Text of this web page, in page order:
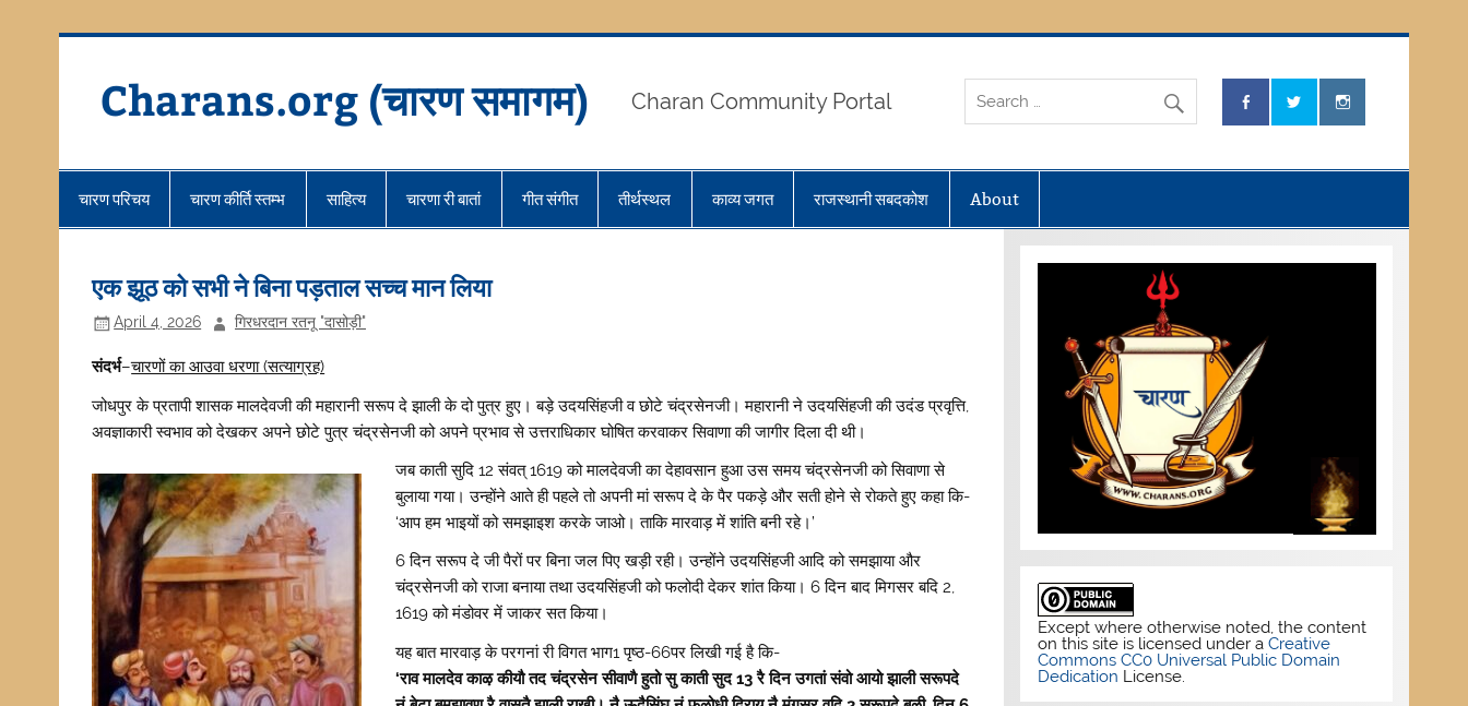
Charans.org (चारण समागम) Charan Community Portal
चारण परिचय चारण कीर्ति स्तम्भ साहित्य चारणा री बातां गीत संगीत तीर्थस्थल काव्य जगत राजस्थानी सबदकोश About
एक झूठ को सभी ने बिना पड़ताल सच्च मान लिया
April 4, 2026 गिरधरदान रतनू "दासोड़ी"
संदर्भ–चारणों का आउवा धरणा (सत्याग्रह)
जोधपुर के प्रतापी शासक मालदेवजी की महारानी सरूप दे झाली के दो पुत्र हुए। बड़े उदयसिंहजी व छोटे चंद्रसेनजी। महारानी ने उदयसिंहजी की उदंड प्रवृत्ति,
अवज्ञाकारी स्वभाव को देखकर अपने छोटे पुत्र चंद्रसेनजी को अपने प्रभाव से उत्तराधिकार घोषित करवाकर सिवाणा की जागीर दिला दी थी।
जब काती सुदि 12 संवत् 1619 को मालदेवजी का देहावसान हुआ उस समय चंद्रसेनजी को सिवाणा से
बुलाया गया। उन्होंने आते ही पहले तो अपनी मां सरूप दे के पैर पकड़े और सती होने से रोकते हुए कहा कि-
‘आप हम भाइयों को समझाइश करके जाओ। ताकि मारवाड़ में शांति बनी रहे।’
6 दिन सरूप दे जी पैरों पर बिना जल पिए खड़ी रही। उन्होंने उदयसिंहजी आदि को समझाया और
चंद्रसेनजी को राजा बनाया तथा उदयसिंहजी को फलोदी देकर शांत किया। 6 दिन बाद मिगसर बदि 2,
1619 को मंडोवर में जाकर सत किया‌।
यह बात मारवाड़ के परगनां री विगत भाग1 पृष्ठ-66पर लिखी गई है कि-
‘राव मालदेव काऴ कीयौ तद चंद्रसेन सीवाणै हुतो सु काती सुद 13 रै दिन उगतां संवो आयो ‌झाली सरूपदे
Except where otherwise noted, the content
on this site is licensed under a Creative
Commons CC0 Universal Public Domain
Dedication License.